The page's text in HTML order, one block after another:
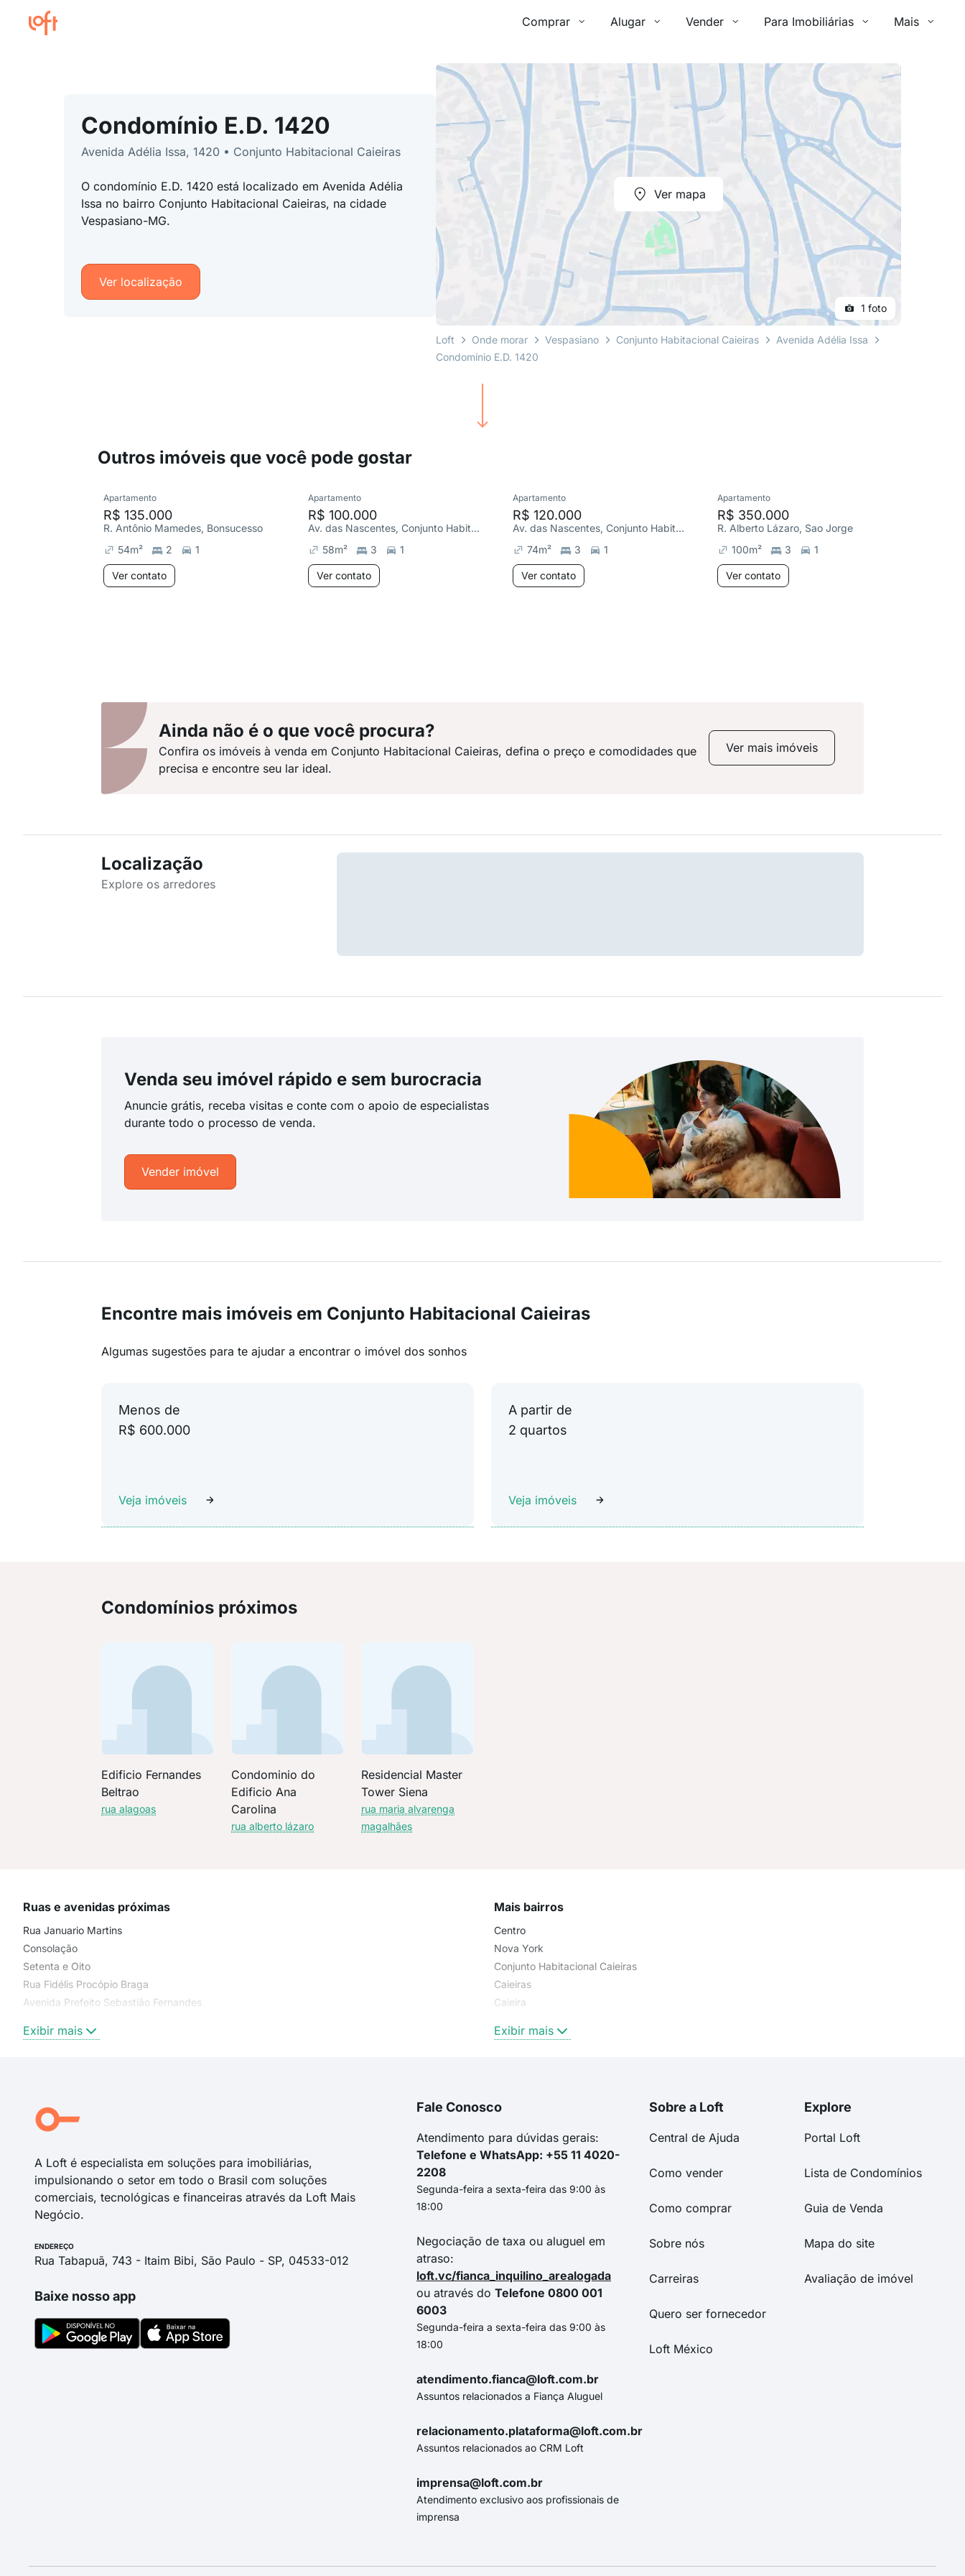
Comprar Alugar Vender Para Imobiliárias Mais
Condomínio E.D. 1420
Avenida Adélia Issa, 1420 • Conjunto Habitacional Caieiras
O condomínio E.D. 1420 está localizado em Avenida Adélia
Issa no bairro Conjunto Habitacional Caieiras, na cidade
Vespasiano-MG.
Ver localização
Ver mapa
1 foto
Loft Onde morar Vespasiano Conjunto Habitacional Caieiras
Avenida Adélia Issa
Condomínio E.D. 1420
Outros imóveis que você pode gostar
Apartamento
R$ 135.000
R. Antônio Mamedes, Bonsucesso
54m² 2 1
Ver contato
Apartamento
R$ 100.000
Av. das Nascentes, Conjunto Habitacional Caieiras
58m² 3 1
Ver contato
Apartamento
R$ 120.000
Av. das Nascentes, Conjunto Habitacional Caieiras
74m² 3 1
Ver contato
Apartamento
R$ 350.000
R. Alberto Lázaro, Sao Jorge
100m² 3 1
Ver contato
Ainda não é o que você procura?
Confira os imóveis à venda em Conjunto Habitacional Caieiras, defina o preço e comodidades que
precisa e encontre seu lar ideal.
Ver mais imóveis
Localização
Explore os arredores
Venda seu imóvel rápido e sem burocracia
Anuncie grátis, receba visitas e conte com o apoio de especialistas
durante todo o processo de venda.
Vender imóvel
Encontre mais imóveis em Conjunto Habitacional Caieiras
Algumas sugestões para te ajudar a encontrar o imóvel dos sonhos
Menos de
R$ 600.000
Veja imóveis
A partir de
2 quartos
Veja imóveis
Condomínios próximos
Edificio Fernandes
Beltrao
rua alagoas
Condominio do
Edificio Ana
Carolina
rua alberto lázaro
Residencial Master
Tower Siena
rua maria alvarenga
magalhães
Ruas e avenidas próximas
Rua Januario Martins
Consolação
Setenta e Oito
Rua Fidélis Procópio Braga
Avenida Prefeito Sebastião Fernandes
Nazinha Conrado Silva
Rua Nazinha Conrado Silva
Rua Tiradentes
Exibir mais
Mais bairros
Centro
Nova York
Conjunto Habitacional Caieiras
Caieiras
Caieira
Exibir mais
A Loft é especialista em soluções para imobiliárias,
impulsionando o setor em todo o Brasil com soluções
comerciais, tecnológicas e financeiras através da Loft Mais
Negócio.
ENDEREÇO
Rua Tabapuã, 743 - Itaim Bibi, São Paulo - SP, 04533-012
Baixe nosso app
Fale Conosco
Atendimento para dúvidas gerais:
Telefone e WhatsApp: +55 11 4020-
2208
Segunda-feira a sexta-feira das 9:00 às
18:00
Negociação de taxa ou aluguel em
atraso:
loft.vc/fianca_inquilino_arealogada
ou através do Telefone 0800 001
6003
Segunda-feira a sexta-feira das 9:00 às
18:00
atendimento.fianca@loft.com.br
Assuntos relacionados a Fiança Aluguel
relacionamento.plataforma@loft.com.br
Assuntos relacionados ao CRM Loft
imprensa@loft.com.br
Atendimento exclusivo aos profissionais de
imprensa
Sobre a Loft
Central de Ajuda
Como vender
Como comprar
Sobre nós
Carreiras
Quero ser fornecedor
Loft México
Explore
Portal Loft
Lista de Condomínios
Guia de Venda
Mapa do site
Avaliação de imóvel